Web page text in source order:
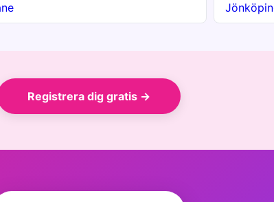
Registrera dig gratis →